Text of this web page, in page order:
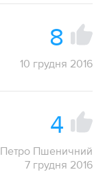
8
10 грудня 2016
4
Петро Пшеничний
7 грудня 2016